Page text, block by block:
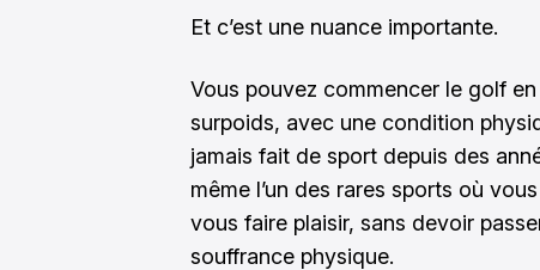
Et c’est une nuance importante.
Vous pouvez commencer le golf
surpoids, avec une condition
jamais fait de sport depuis des
même l’un des rares sports où
vous faire plaisir, sans devoir
souffrance physique.